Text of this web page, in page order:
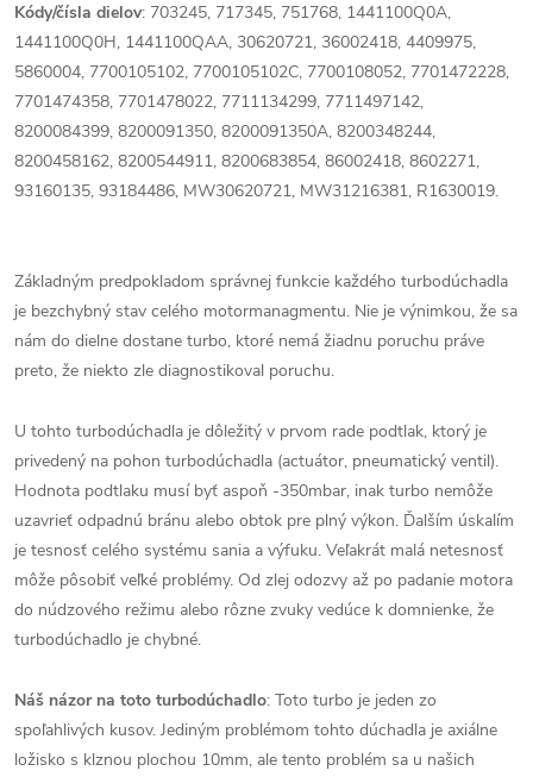
Kódy/čísla dielov: 703245, 717345, 751768, 1441100Q0A,
1441100Q0H, 1441100QAA, 30620721, 36002418, 4409975,
5860004, 7700105102, 7700105102C, 7700108052, 7701472228,
7701474358, 7701478022, 7711134299, 7711497142,
8200084399, 8200091350, 8200091350A, 8200348244,
8200458162, 8200544911, 8200683854, 86002418, 8602271,
93160135, 93184486, MW30620721, MW31216381, R1630019.
Základným predpokladom správnej funkcie každého turbodúchadla
je bezchybný stav celého motormanagmentu. Nie je výnimkou, že sa
nám do dielne dostane turbo, ktoré nemá žiadnu poruchu práve
preto, že niekto zle diagnostikoval poruchu.
U tohto turbodúchadla je dôležitý v prvom rade podtlak, ktorý je
privedený na pohon turbodúchadla (actuátor, pneumatický ventil).
Hodnota podtlaku musí byť aspoň -350mbar, inak turbo nemôže
uzavrieť odpadnú bránu alebo obtok pre plný výkon. Ďalším úskalím
je tesnosť celého systému sania a výfuku. Veľakrát malá netesnosť
môže pôsobiť veľké problémy. Od zlej odozvy až po padanie motora
do núdzového režimu alebo rôzne zvuky vedúce k domnienke, že
turbodúchadlo je chybné.
Náš názor na toto turbodúchadlo: Toto turbo je jeden zo
spoľahlivých kusov. Jediným problémom tohto dúchadla je axiálne
ložisko s klznou plochou 10mm, ale tento problém sa u našich